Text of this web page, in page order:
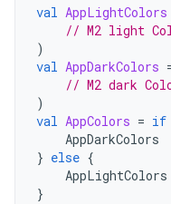
val AppLightColors
// M2 light
)
val AppDarkColors
// M2 dark
)
val AppColors = if
AppDarkColors
} else {
AppLightColors
}